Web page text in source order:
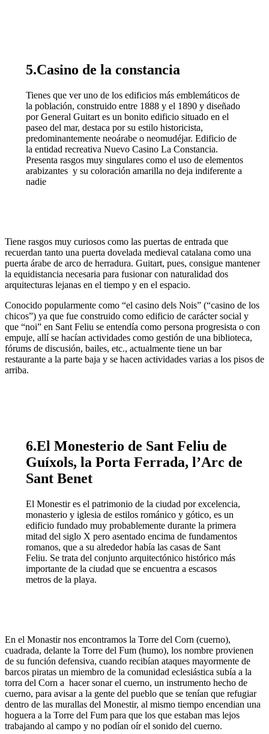
5.Casino de la constancia
Tienes que ver uno de los edificios más emblemáticos de
la población, construido entre 1888 y el 1890 y diseñado
por General Guitart es un bonito edificio situado en el
paseo del mar, destaca por su estilo historicista,
predominantemente neoárabe o neomudéjar. Edificio de
la entidad recreativa Nuevo Casino La Constancia.
Presenta rasgos muy singulares como el uso de elementos
arabizantes y su coloración amarilla no deja indiferente a
nadie
Tiene rasgos muy curiosos como las puertas de entrada que
recuerdan tanto una puerta dovelada medieval catalana como una
puerta árabe de arco de herradura. Guitart, pues, consigue mantener
la equidistancia necesaria para fusionar con naturalidad dos
arquitecturas lejanas en el tiempo y en el espacio.
Conocido popularmente como “el casino dels Nois” (“casino de los
chicos”) ya que fue construido como edificio de carácter social y
que “noi” en Sant Feliu se entendía como persona progresista o con
empuje, allí se hacían actividades como gestión de una biblioteca,
fórums de discusión, bailes, etc., actualmente tiene un bar
restaurante a la parte baja y se hacen actividades varias a los pisos de
arriba.
6.El Monesterio de Sant Feliu de
Guíxols, la Porta Ferrada, l’Arc de
Sant Benet
El Monestir es el patrimonio de la ciudad por excelencia,
monasterio y iglesia de estilos románico y gótico, es un
edificio fundado muy probablemente durante la primera
mitad del siglo X pero asentado encima de fundamentos
romanos, que a su alrededor había las casas de Sant
Feliu. Se trata del conjunto arquitectónico histórico más
importante de la ciudad que se encuentra a escasos
metros de la playa.
En el Monastir nos encontramos la Torre del Corn (cuerno),
cuadrada, delante la Torre del Fum (humo), los nombre provienen
de su función defensiva, cuando recibían ataques mayormente de
barcos piratas un miembro de la comunidad eclesiástica subía a la
torra del Corn a hacer sonar el cuerno, un instrumento hecho de
cuerno, para avisar a la gente del pueblo que se tenían que refugiar
dentro de las murallas del Monestir, al mismo tiempo encendian una
hoguera a la Torre del Fum para que los que estaban mas lejos
trabajando al campo y no podían oír el sonido del cuerno.